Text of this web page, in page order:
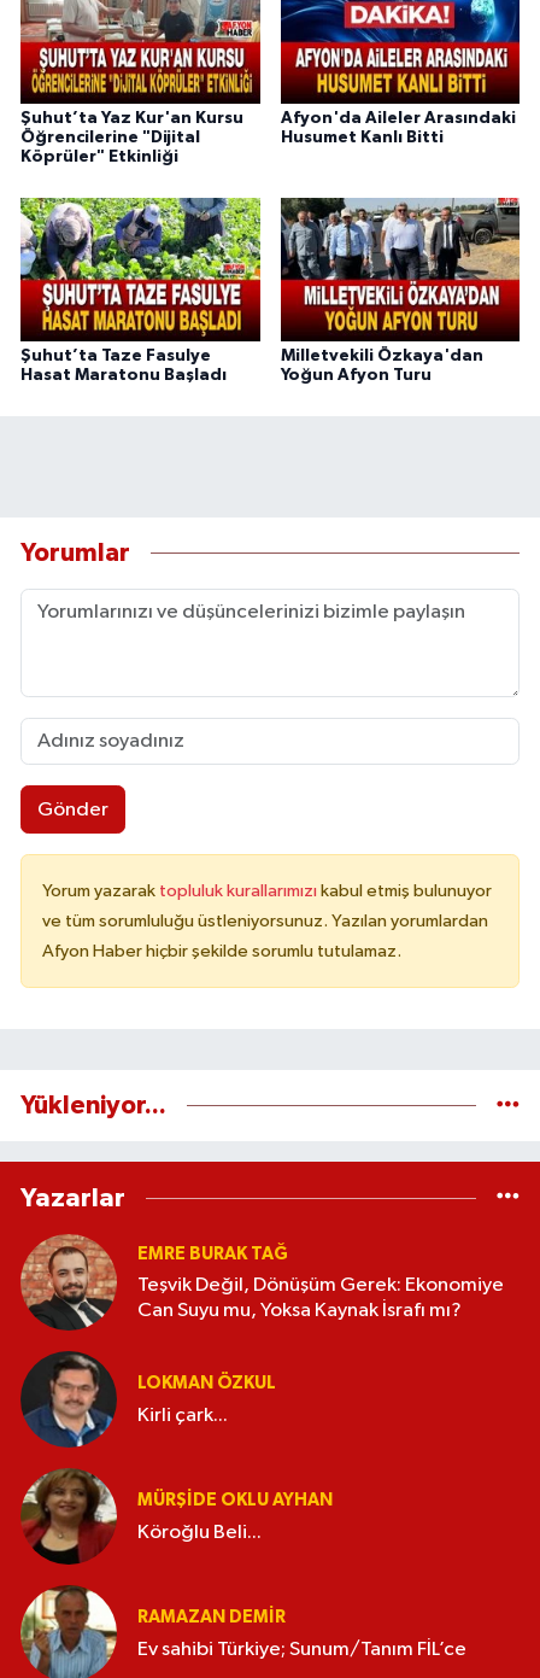
Şuhut’ta Yaz Kur'an Kursu
Öğrencilerine "Dijital
Köprüler" Etkinliği
Afyon'da Aileler Arasındaki
Husumet Kanlı Bitti
Şuhut’ta Taze Fasulye
Hasat Maratonu Başladı
Milletvekili Özkaya'dan
Yoğun Afyon Turu
Yorumlar
Gönder
Yorum yazarak topluluk kurallarımızı kabul etmiş bulunuyor
ve tüm sorumluluğu üstleniyorsunuz. Yazılan yorumlardan
Afyon Haber hiçbir şekilde sorumlu tutulamaz.
Yükleniyor...
Yazarlar
EMRE BURAK TAĞ
Teşvik Değil, Dönüşüm Gerek: Ekonomiye
Can Suyu mu, Yoksa Kaynak İsrafı mı?
LOKMAN ÖZKUL
Kirli çark...
MÜRŞIDE OKLU AYHAN
Köroğlu Beli...
RAMAZAN DEMİR
Ev sahibi Türkiye; Sunum/Tanım FİL’ce